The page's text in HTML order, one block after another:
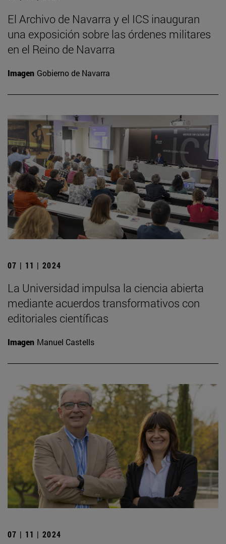
El Archivo de Navarra y el ICS inauguran
una exposición sobre las órdenes militares
en el Reino de Navarra
Imagen Gobierno de Navarra
07 | 11 | 2024
La Universidad impulsa la ciencia abierta
mediante acuerdos transformativos con
editoriales científicas
Imagen Manuel Castells
07 | 11 | 2024